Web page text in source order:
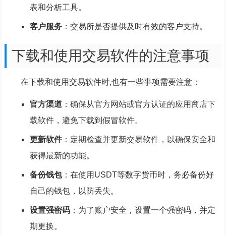
表和分析工具。
客户服务：交易所是否提供及时有效的客户支持。
下载和使用交易软件的注意事项
在下载和使用交易软件时,也有一些事项需要注意：
官方渠道：确保从官方网站或官方认证的应用商店下
载软件，避免下载到假冒软件。
更新软件：定期检查并更新交易软件，以确保安全和
获得最新的功能。
备份钱包：在使用USDT等数字货币时，务必备份好
自己的钱包，以防丢失。
设置强密码：为了账户安全，设置一个强密码，并定
期更换。